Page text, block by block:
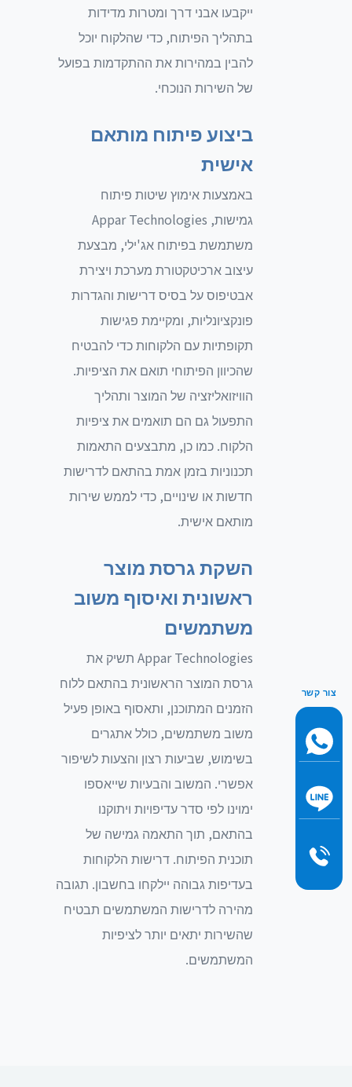
ייקבעו אבני דרך ומטרות מדידות
בתהליך הפיתוח, כדי שהלקוח יוכל
להבין במהירות את ההתקדמות בפועל
של השירות הנוכחי.
ביצוע פיתוח מותאם
אישית
באמצעות אימוץ שיטות פיתוח
גמישות, Appar Technologies
משתמשת בפיתוח אג'ילי, מבצעת
עיצוב ארכיטקטורת מערכת ויצירת
אבטיפוס על בסיס דרישות והגדרות
פונקציונליות, ומקיימת פגישות
תקופתיות עם הלקוחות כדי להבטיח
שהכיוון הפיתוחי תואם את הציפיות.
הוויזואליזציה של המוצר ותהליך
התפעול גם הם תואמים את ציפיות
הלקוח. כמו כן, מתבצעים התאמות
תכנוניות בזמן אמת בהתאם לדרישות
חדשות או שינויים, כדי לממש שירות
מותאם אישית.
השקת גרסת מוצר
ראשונית ואיסוף משוב
משתמשים
Appar Technologies תשיק את
גרסת המוצר הראשונית בהתאם ללוח
הזמנים המתוכנן, ותאסוף באופן פעיל
משוב משתמשים, כולל אתגרים
בשימוש, שביעות רצון והצעות לשיפור
אפשרי. המשוב והבעיות שייאספו
ימוינו לפי סדר עדיפויות ויתוקנו
בהתאם, תוך התאמה גמישה של
תוכנית הפיתוח. דרישות הלקוחות
בעדיפות גבוהה יילקחו בחשבון. תגובה
מהירה לדרישות המשתמשים תבטיח
שהשירות יתאים יותר לציפיות
המשתמשים.
צור קשר